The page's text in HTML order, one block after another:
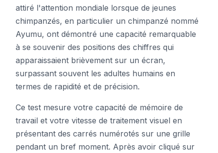
Classement
Articles
Tableau de bord
attiré l'attention mondiale lorsque de jeunes
chimpanzés, en particulier un chimpanzé nommé
Ayumu, ont démontré une capacité remarquable
à se souvenir des positions des chiffres qui
apparaissaient brièvement sur un écran,
surpassant souvent les adultes humains en
termes de rapidité et de précision.
Ce test mesure votre capacité de mémoire de
travail et votre vitesse de traitement visuel en
présentant des carrés numérotés sur une grille
pendant un bref moment. Après avoir cliqué sur